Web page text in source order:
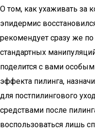
О том, как ухаживать за
эпидермис
рекомендует сразу же
стандартных
поделится с вами
эффекта пилинга,
для постпилингового
средствами после
воспользоваться лишь